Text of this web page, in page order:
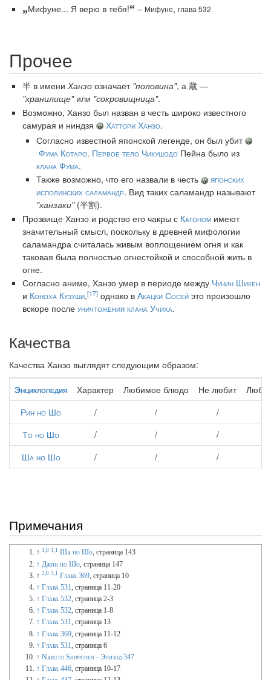
„Мифуне... Я верю в тебя!“ – Мифуне,глава 532
Прочее
半 в имениХанзо означает "половина", а 蔵 —
"хранилище"или "сокровищница".
Возможно, Ханзо был назван в честь широко известного
самурая и ниндзя
Хаттори Ханзо.
Согласно известной японской легенде, он был убит
Фума Котаро. Первое тело ЧикушодоПейна было из
клана Фума.
Также возможно, что его назвали в честь
японских
исполинских саламандр. Вид таких саламандр называют
"ханзаки"(半割).
Прозвище Ханзо и родство его чакры с Катоном имеют
значительный смысл, поскольку в древней мифологии
саламандра считалась живым воплощением огня и как
таковая была полностью огнестойкой и способной жить в
огне.
Согласно аниме, Ханзо умер в периоде между Чунин Шикен
и Коноха Кузуши,[17] однако вАкацки Сосей это произошло
вскоре послеуничтожения клана Учиха.
Качества
Качества Ханзо выглядят следующим образом:
Энциклопедия Характер Любимое блюдо Не любит
Рин но Шо
/ /
/
То но Шо
/ /
/
Ша но Шо
/ / /
Примечания
↑ 1,0 1,1 Ша но Шо, страница 143
↑ Джин но Шо , страница 147
↑3,0 3,1 Глава 369 , страница 10
↑ Глава 531, страница 11-20
↑ Глава 532, страница 2-3
↑ Глава 532, страница 1-8
↑ Глава 531, страница 13
↑ Глава 369 , страница 11-12
↑ Глава 531, страница 6
↑ Naruto Shippūden - Эпизод 347
↑ Глава 446, страница 10-17